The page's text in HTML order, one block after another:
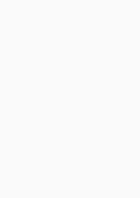
Напруга
Потужність